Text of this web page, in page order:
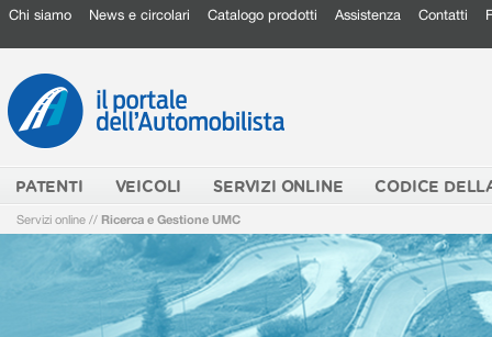
Chi siamo News e circolari Catalogo prodotti Assistenza Contatti
PATENTI VEICOLI SERVIZI ONLINE CODICE
Servizi online // Ricerca e Gestione UMC